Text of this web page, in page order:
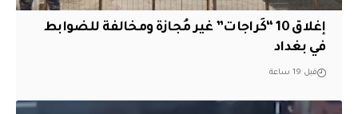
إغلاق 10 “كَراجات” غير مُجازة ومخالفة للضوابط
في بغداد
قبل 19 ساعة